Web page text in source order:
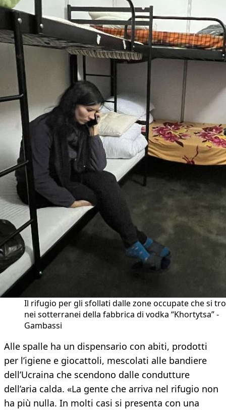
Il rifugio per gli sfollati dalle zone occupate che si
nei sotterranei della fabbrica di vodka “Khortytsa” -
Gambassi
Alle spalle ha un dispensario con abiti, prodotti
per l’igiene e giocattoli, mescolati alle bandiere
dell’Ucraina che scendono dalle condutture
dell’aria calda. «La gente che arriva nel rifugio non
ha più nulla. In molti casi si presenta con una